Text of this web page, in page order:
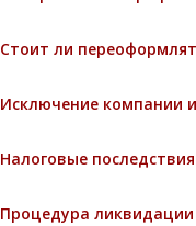
Стоит ли
Исключение компании
Налоговые
Процедура